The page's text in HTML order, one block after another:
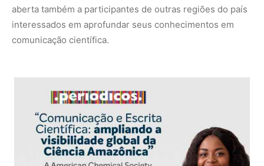
Cartaz do curso de comunicação e escrita científica – Divulgação CAPES
Para se inscrever acesse:capes.gov.br/rS6uR